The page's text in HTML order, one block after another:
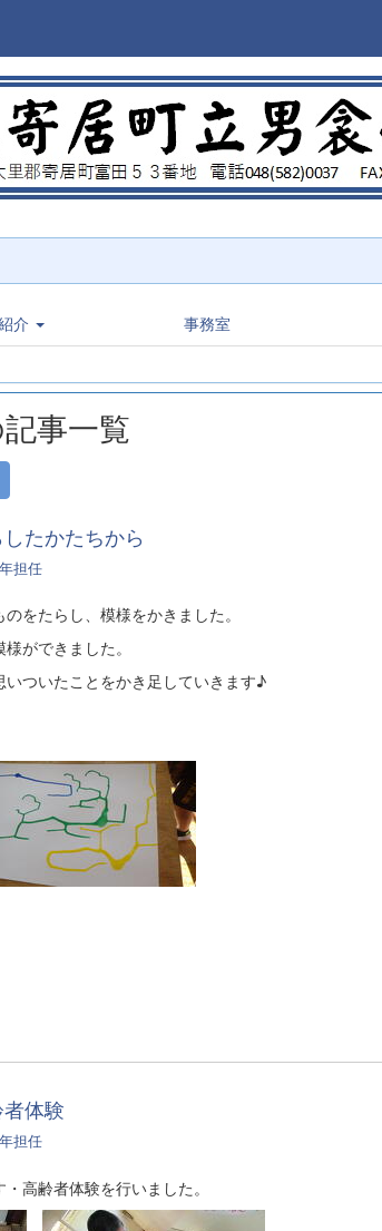
介 事務室
事一覧
たかたちから
担任
をたらし、模様をかきました。
ができました。
ついたことをかき足していきます♪
体験
担任
高齢者体験を行いました。